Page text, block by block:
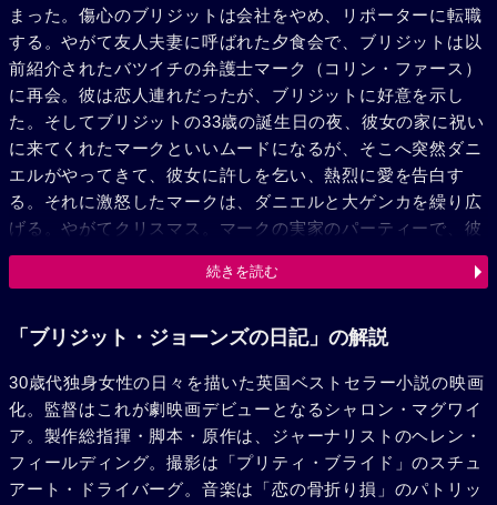
まった。傷心のブリジットは会社をやめ、リポーターに転職
する。やがて友人夫妻に呼ばれた夕食会で、ブリジットは以
前紹介されたバツイチの弁護士マーク（コリン・ファース）
に再会。彼は恋人連れだったが、ブリジットに好意を示し
た。そしてブリジットの33歳の誕生日の夜、彼女の家に祝い
に来てくれたマークといいムードになるが、そこへ突然ダニ
エルがやってきて、彼女に許しを乞い、熱烈に愛を告白す
る。それに激怒したマークは、ダニエルと大ゲンカを繰り広
げる。やがてクリスマス。マークの実家のパーティーで、彼
の父親が息子の渡米と婚約を発表したが、それを聞いたブリ
ジットは、思わず異議を申し立てる。それをきっかけにブリ
続きを読む
「ブリジット・ジョーンズの日記」の解説
30歳代独身女性の日々を描いた英国ベストセラー小説の映画
化。監督はこれが劇映画デビューとなるシャロン・マグワイ
ア。製作総指揮・脚本・原作は、ジャーナリストのヘレン・
フィールディング。撮影は「プリティ・ブライド」のスチュ
アート・ドライバーグ。音楽は「恋の骨折り損」のパトリッ